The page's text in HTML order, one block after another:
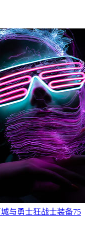
与勇士狂战士装备75